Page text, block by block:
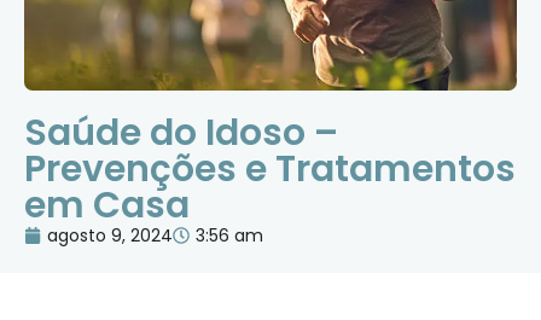
Saúde do Idoso –
Prevenções e Tratamentos
em Casa
agosto 9, 2024 3:56 am